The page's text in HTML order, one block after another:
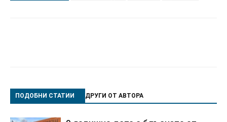
ПОДОБНИ СТАТИИ ДРУГИ ОТ АВТОРА